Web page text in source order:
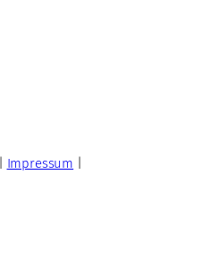
Impressum